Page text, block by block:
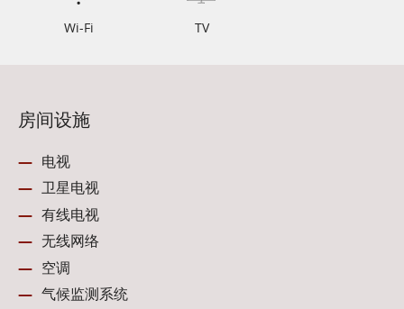
Wi-Fi TV
房间设施
电视
卫星电视
有线电视
无线网络
空调
气候监测系统